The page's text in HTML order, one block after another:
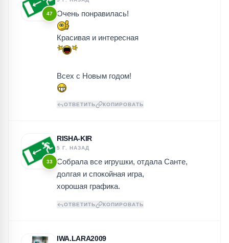
47 Очень понравилась!
Красивая и интересная
Всех с Новым годом!
ОТВЕТИТЬ КОПИРОВАТЬ
33
RISHA-KIR
5 Г. НАЗАД
Собрала все игрушки, отдала Санте,
долгая и спокойная игра,
хорошая графика.
ОТВЕТИТЬ КОПИРОВАТЬ
IWA.LARA2009